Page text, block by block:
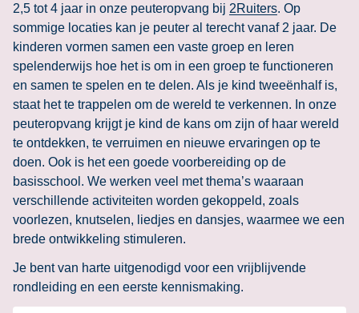
2,5 tot 4 jaar in onze peuteropvang bij 2Ruiters. Op
sommige locaties kan je peuter al terecht vanaf 2 jaar. De
kinderen vormen samen een vaste groep en leren
spelenderwijs hoe het is om in een groep te functioneren
en samen te spelen en te delen. Als je kind tweeënhalf is,
staat het te trappelen om de wereld te verkennen. In onze
peuteropvang krijgt je kind de kans om zijn of haar wereld
te ontdekken, te verruimen en nieuwe ervaringen op te
doen. Ook is het een goede voorbereiding op de
basisschool. We werken veel met thema’s waaraan
verschillende activiteiten worden gekoppeld, zoals
voorlezen, knutselen, liedjes en dansjes, waarmee we een
brede ontwikkeling stimuleren.
Je bent van harte uitgenodigd voor een vrijblijvende
rondleiding en een eerste kennismaking.